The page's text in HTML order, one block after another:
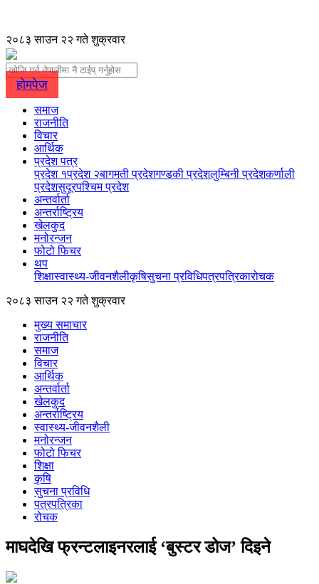
२०८३ साउन २२ गते शुक्रवार
होमपेज
समाज
राजनीति
विचार
आर्थिक
प्रदेश पत्र
प्रदेश १प्रदेश २बागमती प्रदेशगण्डकी प्रदेशलुम्बिनी प्रदेशकर्णाली
प्रदेशसुदूरपश्चिम प्रदेश
अन्तर्वार्ता
अन्तर्राष्ट्रिय
खेलकुद
मनोरन्जन
फोटो फिचर
थप
शिक्षास्वास्थ्य-जीवनशैलीकृषिसुचना प्रविधिपत्रपत्रिकारोचक
२०८३ साउन २२ गते शुक्रवार
मुख्य समाचार
राजनीति
समाज
विचार
आर्थिक
अन्तर्वार्ता
खेलकुद
अन्तर्राष्ट्रिय
स्वास्थ्य-जीवनशैली
मनोरन्जन
फोटो फिचर
शिक्षा
कृषि
सुचना प्रविधि
पत्रपत्रिका
रोचक
माघदेखि फ्रन्टलाइनरलाई ‘बुस्टर डोज’ दिइने